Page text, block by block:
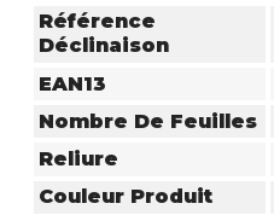
Référence
Déclinaison
EAN13
Nombre De Feuilles
Reliure
Couleur Produit